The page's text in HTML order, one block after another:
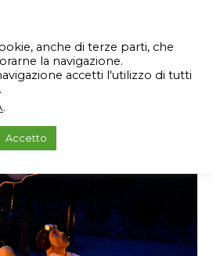
anche di terze parti, che
la navigazione.
accetti l'utilizzo di tutti
.
Accetto